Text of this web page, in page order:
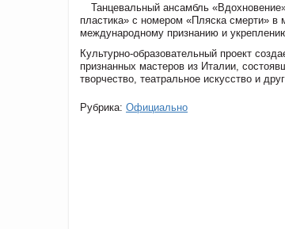
Танцевальный ансамбль
пластика» с номером «Пляска смерти»
международному признанию и
Культурно-образовательный проект
признанных мастеров из Италии,
творчество, театральное искусство и
Рубрика: Официально